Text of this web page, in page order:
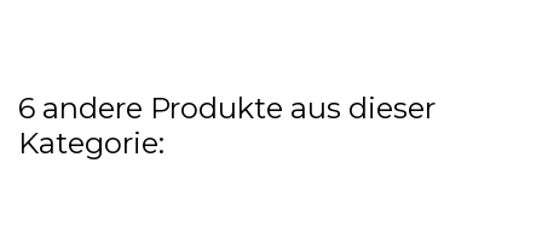
6 andere Produkte aus dieser
Kategorie: